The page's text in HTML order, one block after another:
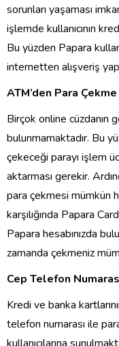
sorunları yaşaması
işlemde kullanıcının
Bu yüzden Papara
internetten alışveriş
ATM’den Para Çekme
Birçok online cüzdanın
bulunmamaktadır. Bu
çekeceği parayı işlem
aktarması gerekir.
para çekmesi mümkün
karşılığında Papara
Papara hesabınızda
zamanda çekmeniz
Cep Telefon
Kredi ve banka
telefon numarası ile